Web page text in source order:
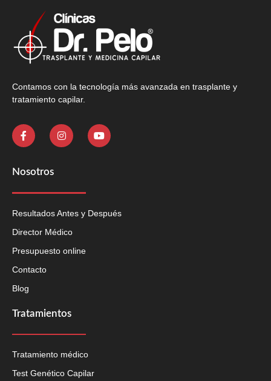
Contamos con la tecnología más avanzada en trasplante y
tratamiento capilar.
Nosotros
Resultados Antes y Después
Director Médico
Presupuesto online
Contacto
Blog
Tratamientos
Tratamiento médico
Test Genético Capilar